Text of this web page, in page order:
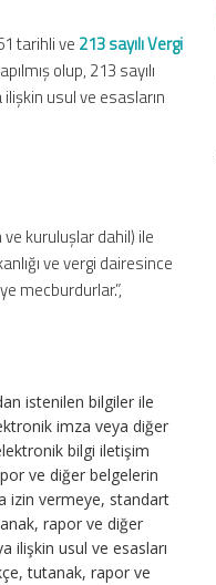
tarihli ve 213 sayılı Vergi
olup, 213 sayılı
usul ve esasların
kuruluşlar dahil) ile
ve vergi dairesince
mecburdurlar.”,
istenilen bilgiler ile
imza veya diğer
bilgi iletişim
ve diğer belgelerin
izin vermeye, standart
rapor ve diğer
ilişkin usul ve esasları
tutanak, rapor ve